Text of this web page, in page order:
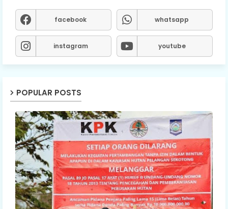
facebook whatsapp
instagram youtube
POPULAR POSTS